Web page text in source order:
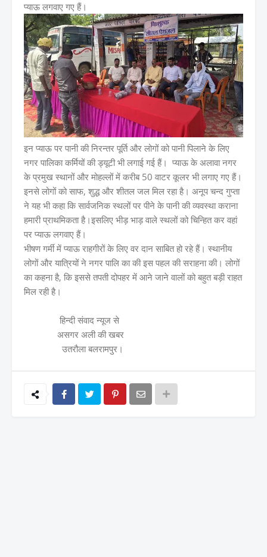
प्याऊ लगवाए गए हैं।
इन प्याऊ पर पानी की निरन्तर पूर्ति और लोगों को पानी पिलाने के लिए
नगर पालिका कर्मियों की ड्यूटी भी लगाई गई हैं। प्याऊ के अलावा नगर
के प्रमुख स्थानों और मोहल्लों में करीब 50 वाटर कूलर भी लगाए गए हैं।
इनसे लोगों को साफ, शुद्ध और शीतल जल मिल रहा है। अनूप चन्द गुप्ता
ने यह भी कहा कि सार्वजनिक स्थलों पर पीने के पानी की व्यवस्था कराना
हमारी प्राथमिकता है।इसलिए भीड़ भाड़ वाले स्थलों को चिन्हित कर वहां
पर प्याऊ लगवाए हैं।
भीषण गर्मी में प्याऊ राहगीरों के लिए वर दान साबित हो रहे हैं। स्थानीय
लोगों और यात्रियों ने नगर पालि का की इस पहल की सराहना की। लोगों
का कहना है, कि इससे तपती दोपहर में आने जाने वालों को बहुत बड़ी राहत
मिल रही है।
हिन्दी संवाद न्यूज से
असगर अली की खबर
उतरौला बलरामपुर।